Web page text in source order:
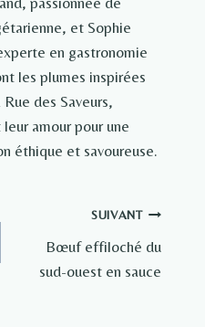
et Sophie
en gastronomie
les plumes inspirées
des Saveurs,
amour pour une
éthique et savoureuse.
SUIVANT
Bœuf effiloché du
sud-ouest en sauce